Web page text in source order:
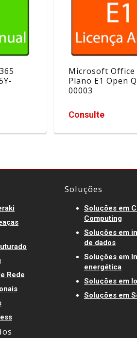
Microsoft Office
Plano E1 Open
00003
Consulte
Rede
Soluções
Soluções em
Computing
Soluções em
de dados
Soluções em
energética
Soluções em
Soluções em